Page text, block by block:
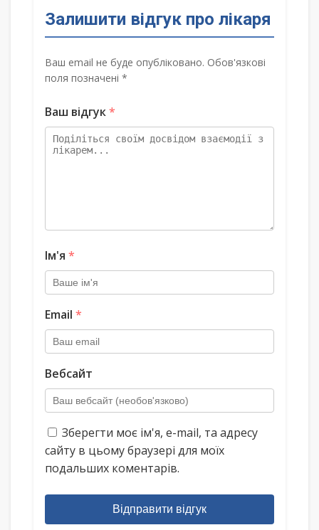
Залишити відгук про лікаря
Ваш email не буде опубліковано. Обов'язкові
поля позначені *
Ваш відгук*
Ім'я *
Email *
Вебсайт
Зберегти моє ім'я, e-mail, та адресу
сайту в цьому браузері для моїх
подальших коментарів.
Відправити відгук